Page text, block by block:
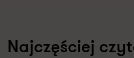
Najczęściej